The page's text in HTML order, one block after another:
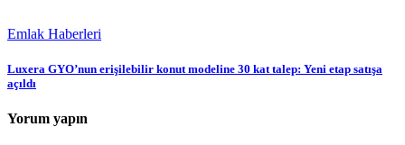
Emlak Haberleri
Luxera GYO’nun erişilebilir konut modeline 30 kat talep: Yeni etap satışa
açıldı
Yorum yapın